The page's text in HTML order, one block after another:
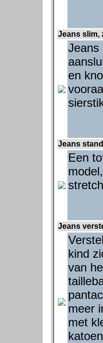
Jeans slim,
Jeans
en
Jeans
Een
Jeans
kind
van
meer
met